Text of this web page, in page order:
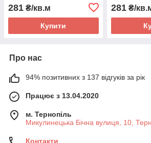
281 ₴/кв.м
Купити
281₴/
Про нас
94% позитивних з 137 відгуків за рік
Працює з 13.04.2020
м. Тернопіль
Микулинецька Бічна вулиця, 10,
Контакти